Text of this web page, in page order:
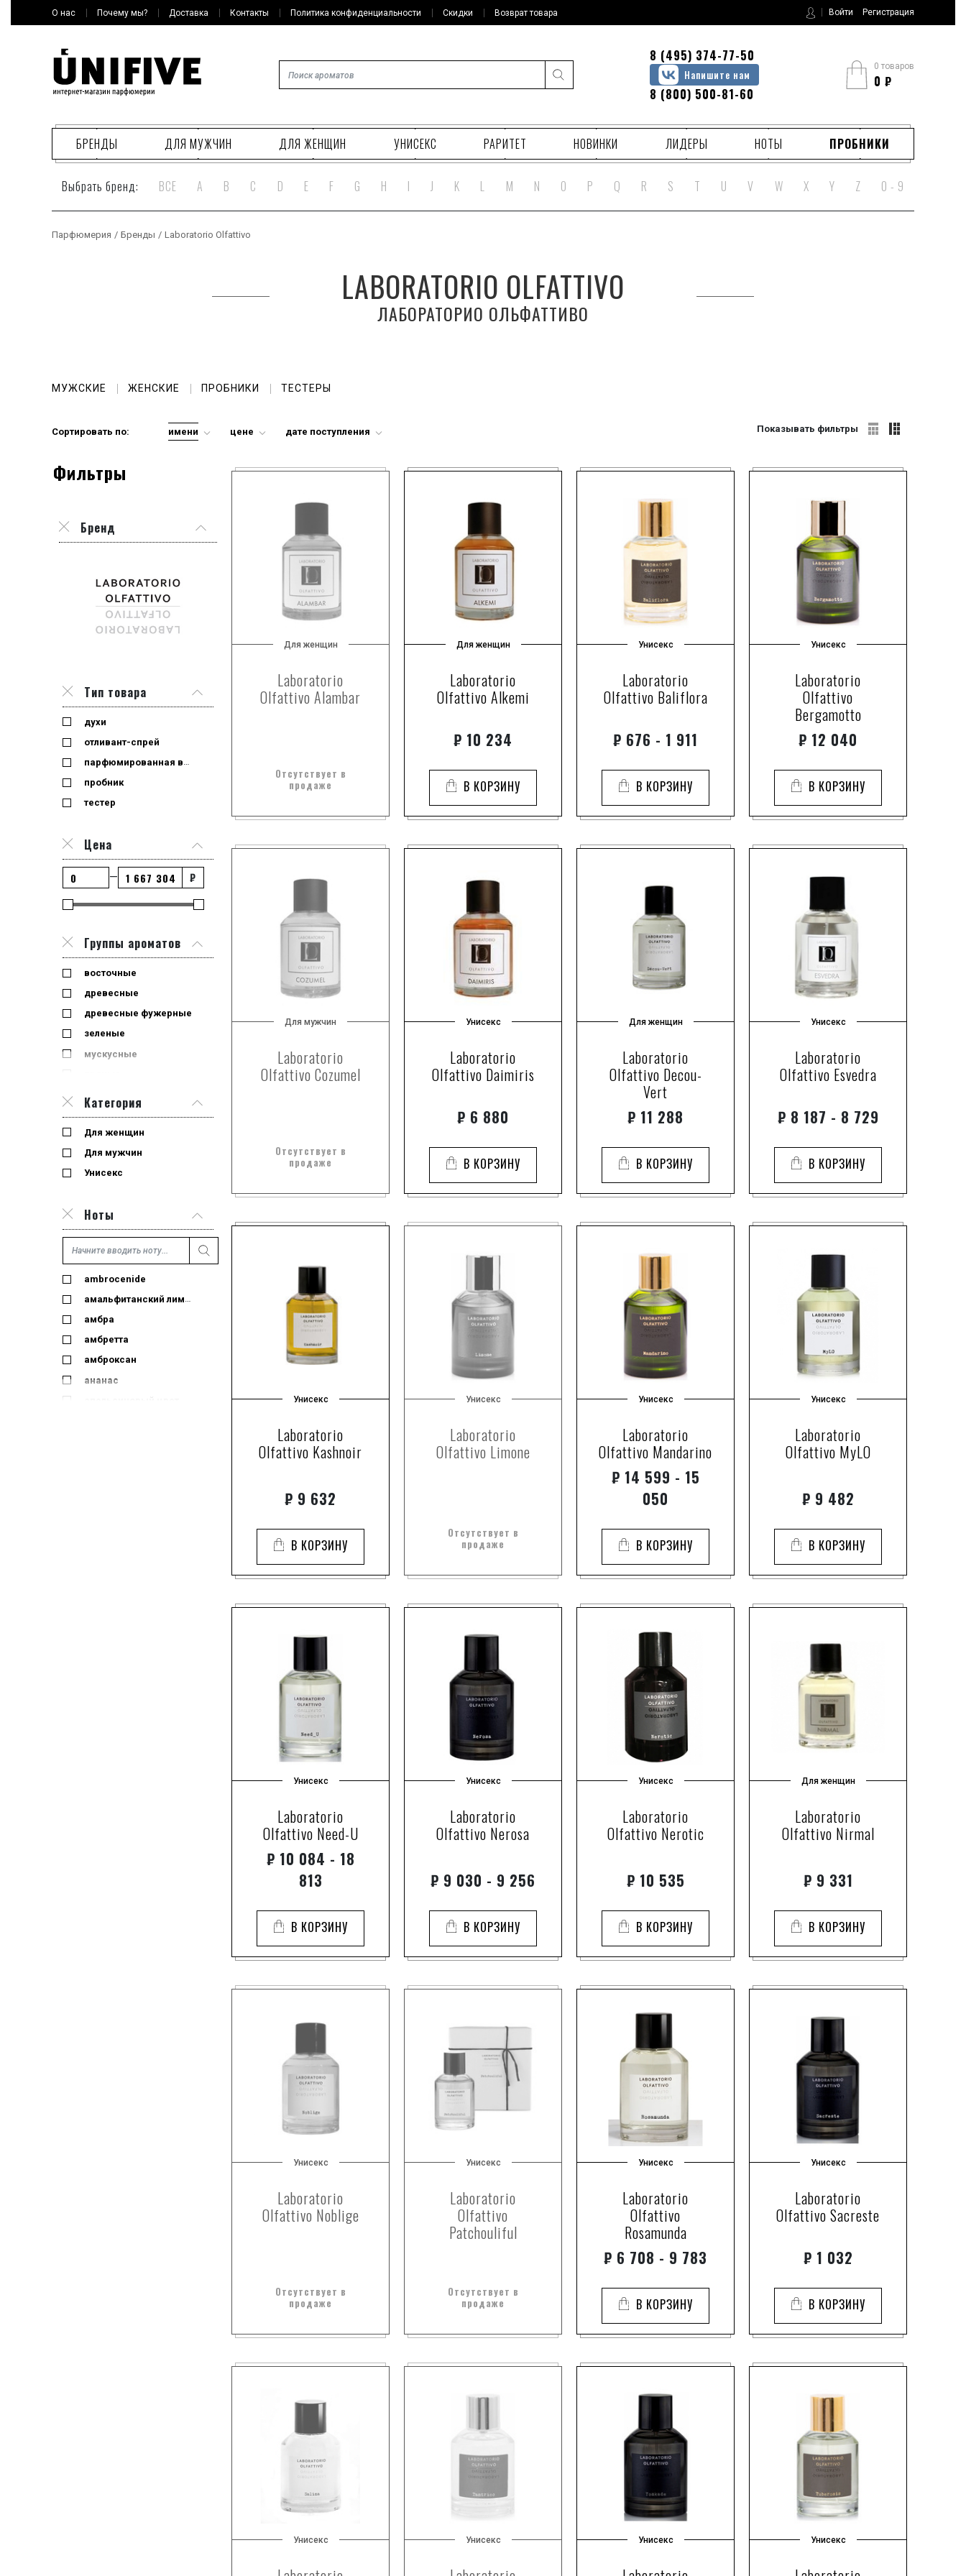
О нас Почему мы? Доставка Контакты Политика конфиденциальности Скидки Возврат товара Войти Регистрация
8 (495) 374-77-50
Напишите нам
8 (800) 500-81-60
0 товаров
0 ₽
БРЕНДЫ ДЛЯ МУЖЧИН ДЛЯ ЖЕНЩИН УНИСЕКС РАРИТЕТ НОВИНКИ ЛИДЕРЫ НОТЫ ПРОБНИКИ
Выбрать бренд: ВСЕ A B C D E F G H I J K L M N O P Q R S T U V W X Y Z 0 - 9
Парфюмерия / Бренды / Laboratorio Olfattivo
LABORATORIO OLFATTIVO
ЛАБОРАТОРИО ОЛЬФАТТИВО
МУЖСКИЕ ЖЕНСКИЕ ПРОБНИКИ ТЕСТЕРЫ
Фильтры
Бренд
Тип товара
духи
отливант-спрей
парфюмированная вода
пробник
тестер
Ноты
ambrocenide
амальфитанский лимон
амбра
амбретта
амброксан
ананас
Категория
Для женщин
Для мужчин
Унисекс
Цена
— ₽
Группы ароматов
восточные
древесные
древесные фужерные
зеленые
мускусные
цветочные
цветочные древесно-мускусные
цитрусовые
цитрусовые фужерные
Сортировать по: имени цене дате поступления Показывать фильтры
Для женщин
Laboratorio
Olfattivo Alambar
Отсутствует в
продаже
Для женщин
Laboratorio
Olfattivo Alkemi
₽ 10 234
В КОРЗИНУ
Унисекс
Laboratorio
Olfattivo Baliflora
₽ 676 - 1 911
В КОРЗИНУ
Унисекс
Laboratorio
Olfattivo
Bergamotto
₽ 12 040
В КОРЗИНУ
Для мужчин
Laboratorio
Olfattivo Cozumel
Отсутствует в
продаже
Унисекс
Laboratorio
Olfattivo Daimiris
₽ 6 880
В КОРЗИНУ
Для женщин
Laboratorio
Olfattivo Decou-
Vert
₽ 11 288
В КОРЗИНУ
Унисекс
Laboratorio
Olfattivo Esvedra
₽ 8 187 - 8 729
В КОРЗИНУ
Унисекс
Laboratorio
Olfattivo Kashnoir
₽ 9 632
В КОРЗИНУ
Унисекс
Laboratorio
Olfattivo Limone
Отсутствует в
продаже
Унисекс
Laboratorio
Olfattivo Mandarino
₽ 14 599 - 15
050
В КОРЗИНУ
Унисекс
Laboratorio
Olfattivo MyLO
₽ 9 482
В КОРЗИНУ
Унисекс
Laboratorio
Olfattivo Need-U
₽ 10 084 - 18
813
В КОРЗИНУ
Унисекс
Laboratorio
Olfattivo Nerosa
₽ 9 030 - 9 256
В КОРЗИНУ
Унисекс
Laboratorio
Olfattivo Nerotic
₽ 10 535
В КОРЗИНУ
Для женщин
Laboratorio
Olfattivo Nirmal
₽ 9 331
В КОРЗИНУ
Унисекс
Laboratorio
Olfattivo Noblige
Отсутствует в
продаже
Унисекс
Laboratorio
Olfattivo
Patchouliful
Отсутствует в
продаже
Унисекс
Laboratorio
Olfattivo
Rosamunda
₽ 6 708 - 9 783
В КОРЗИНУ
Унисекс
Laboratorio
Olfattivo Sacreste
₽ 1 032
В КОРЗИНУ
Унисекс Унисекс Унисекс Унисекс